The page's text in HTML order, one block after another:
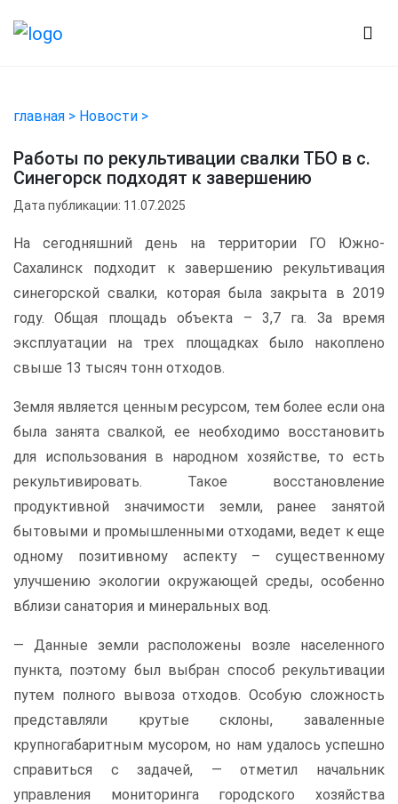
главная > Новости >
Работы по рекультивации свалки ТБО в с.
Синегорск подходят к завершению
Дата публикации: 11.07.2025
На сегодняшний день на территории ГО Южно-
Сахалинск подходит к завершению рекультивация
синегорской свалки, которая была закрыта в 2019
году. Общая площадь объекта – 3,7 га. За время
эксплуатации на трех площадках было накоплено
свыше 13 тысяч тонн отходов.
Земля является ценным ресурсом, тем более если она
была занята свалкой, ее необходимо восстановить
для использования в народном хозяйстве, то есть
рекультивировать. Такое восстановление
продуктивной значимости земли, ранее занятой
бытовыми и промышленными отходами, ведет к еще
одному позитивному аспекту – существенному
улучшению экологии окружающей среды, особенно
вблизи санатория и минеральных вод.
— Данные земли расположены возле населенного
пункта, поэтому был выбран способ рекультивации
путем полного вывоза отходов. Особую сложность
представляли крутые склоны, заваленные
крупногабаритным мусором, но нам удалось успешно
справиться с задачей, — отметил начальник
управления мониторинга городского хозяйства